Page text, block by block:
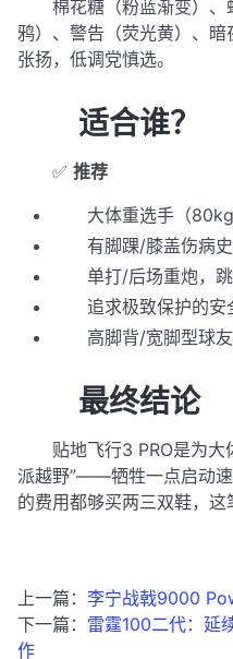
棉花糖（粉蓝渐变）
鸦）、警告（荧光黄）、
张扬，低调党慎选。
适合谁？
✅ 推荐
大体重选手（80kg
有脚踝/膝盖伤病
单打/后场重炮，
追求极致保护的安
高脚背/宽脚型球友
最终结论
贴地飞行3 PRO是为大
派越野”——牺牲一点启动
的费用都够买两三双鞋，这
上一篇： 李宁战戟9000
下一篇： 雷霆100二代：延
作